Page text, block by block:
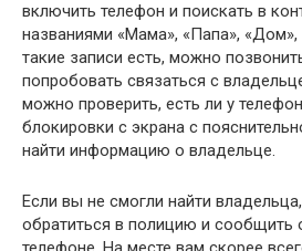
включить телефон и поискать в
названиями «Мама», «Папа», «Дом»,
такие записи есть, можно
попробовать связаться с
можно проверить, есть ли у
блокировки с экрана с
найти информацию о владельце.
Если вы не смогли найти
обратиться в полицию и сообщить